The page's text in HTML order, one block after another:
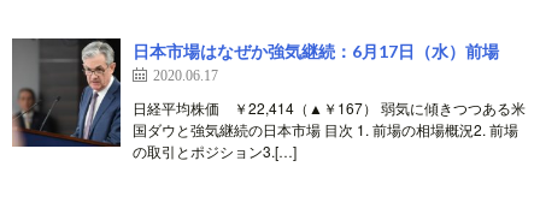
日本市場はなぜか強気継続：6月17日（水）前場
2020.06.17
日経平均株価 ￥22,414（▲￥167） 弱気に傾きつつある米
国ダウと強気継続の日本市場 目次 1. 前場の相場概況2. 前場
の取引とポジション3.[…]